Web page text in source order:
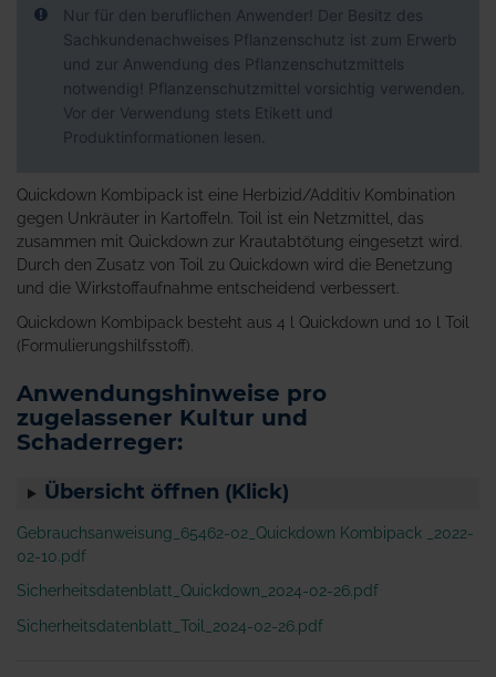
Nur für den beruflichen Anwender! Der Besitz des
Sachkundenachweises Pflanzenschutz ist zum Erwerb
und zur Anwendung des Pflanzenschutzmittels
notwendig! Pflanzenschutzmittel vorsichtig verwenden.
Vor der Verwendung stets Etikett und
Produktinformationen lesen.
Quickdown Kombipack ist eine Herbizid/Additiv Kombination
gegen Unkräuter in Kartoffeln. Toil ist ein Netzmittel, das
zusammen mit Quickdown zur Krautabtötung eingesetzt wird.
Durch den Zusatz von Toil zu Quickdown wird die Benetzung
und die Wirkstoffaufnahme entscheidend verbessert.
Quickdown Kombipack besteht aus 4 l Quickdown und 10 l Toil
(Formulierungshilfsstoff).
Anwendungshinweise pro
zugelassener Kultur und
Schaderreger:
Übersicht öffnen (Klick)
Gebrauchsanweisung_65462-02_Quickdown Kombipack _2022-
02-10.pdf
Sicherheitsdatenblatt_Quickdown_2024-02-26.pdf
Sicherheitsdatenblatt_Toil_2024-02-26.pdf